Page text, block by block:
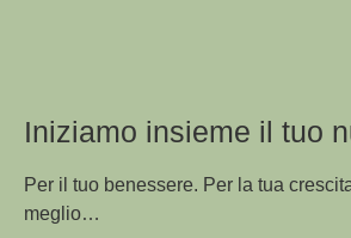
Iniziamo insieme il tuo
Per il tuo benessere. Per la tua
meglio…